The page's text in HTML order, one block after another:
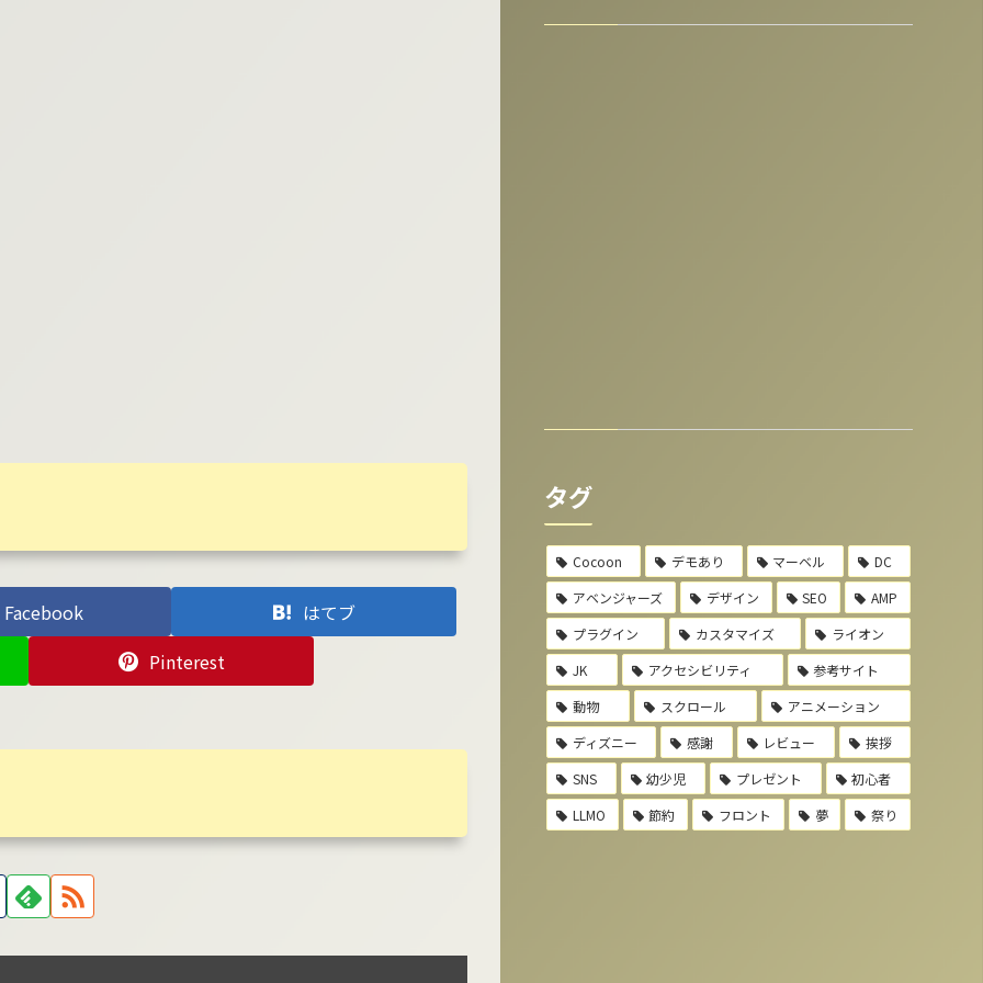
Facebook
はてブ
Pinterest
タグ
Cocoon デモあり マーベル
DC
アベンジャーズ
デザイン SEO
AMP
プラグイン
カスタマイズ
ライオン
JK
アクセシビリティ
参考サイト
動物
スクロール
アニメーション
ディズニー
感謝 レビュー
挨拶
SNS
幼少児 プレゼント
初心者
LLMO
節約 フロント 夢 祭り